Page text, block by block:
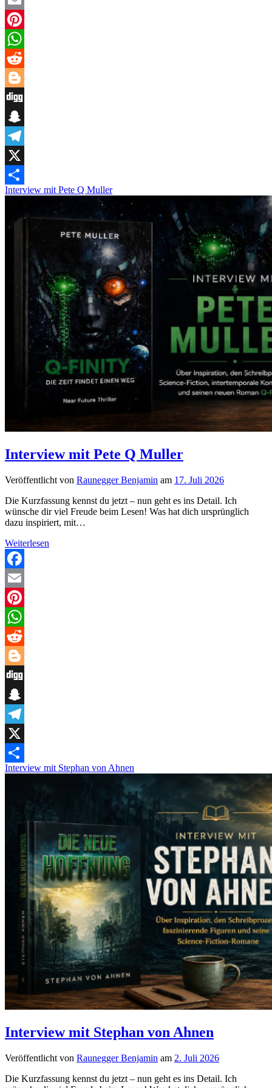
Email
Pinterest
WhatsApp
Reddit
Blogger
Digg
Snapchat
Telegram
X
Teilen
Interview mit Pete Q Muller
Interview mit Pete Q Muller
Veröffentlicht von Raunegger Benjamin am 17. Juli 2026
Die Kurzfassung kennst du jetzt – nun geht es ins Detail. Ich
wünsche dir viel Freude beim Lesen! Was hat dich ursprünglich
dazu inspiriert, mit…
Weiterlesen
Facebook
Email
Pinterest
WhatsApp
Reddit
Blogger
Digg
Snapchat
Telegram
X
Teilen
Interview mit Stephan von Ahnen
Interview mit Stephan von Ahnen
Veröffentlicht von Raunegger Benjamin am 2. Juli 2026
Die Kurzfassung kennst du jetzt – nun geht es ins Detail. Ich